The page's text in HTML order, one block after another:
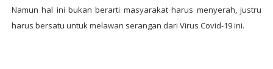
Namun hal ini bukan berarti masyarakat harus menyerah, justru
harus bersatu untuk melawan serangan dari Virus Covid-19 ini.